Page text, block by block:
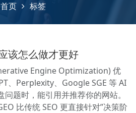
首页 标签
该怎么做才更好
Engine Optimization) 优
、Perplexity、Google SGE 等 AI
题时，能引用并推荐你的网站。
比传统 SEO 更直接针对”决策阶